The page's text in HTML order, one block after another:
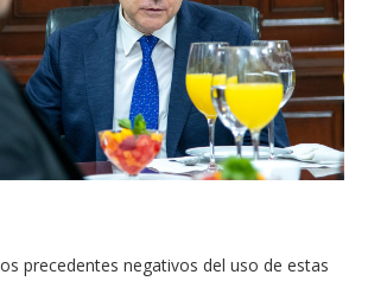
precedentes negativos del uso de estas